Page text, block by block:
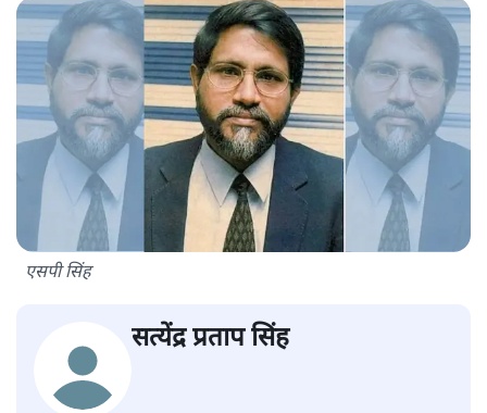
एसपी सिंह
सत्येंद्र प्रताप सिंह